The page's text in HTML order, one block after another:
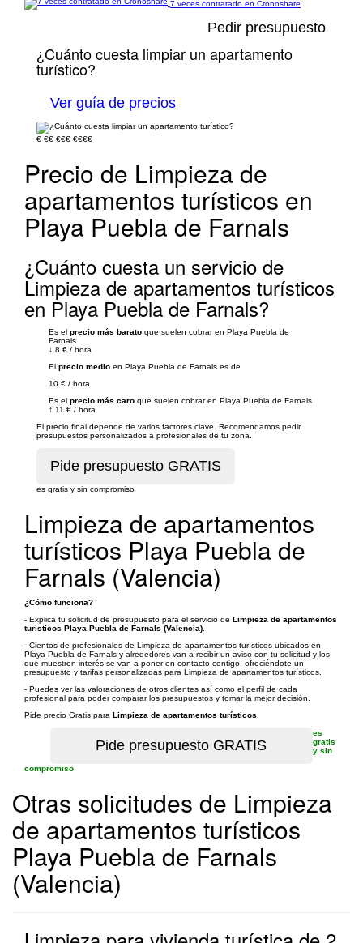
7 veces contratado en Cronoshare
Pedir presupuesto
¿Cuánto cuesta limpiar un apartamento
turístico?
Ver guía de precios
€ €€ €€€ €€€€
Precio de Limpieza de
apartamentos turísticos en
Playa Puebla de Farnals
¿Cuánto cuesta un servicio de
Limpieza de apartamentos turísticos
en Playa Puebla de Farnals?
Es el precio más barato que suelen cobrar en Playa Puebla de
Farnals
↓ 8 € / hora
El precio medio en Playa Puebla de Farnals es de
10 € / hora
Es el precio más caro que suelen cobrar en Playa Puebla de Farnals
↑ 11 € / hora
El precio final depende de varios factores clave. Recomendamos pedir
presupuestos personalizados a profesionales de tu zona.
es gratis y sin compromiso
Limpieza de apartamentos
turísticos Playa Puebla de
Farnals (Valencia)
¿Cómo funciona?
- Explica tu solicitud de presupuesto para el servicio de Limpieza de apartamentos
turísticos Playa Puebla de Farnals (Valencia)
- Cientos de profesionales de Limpieza de apartamentos turísticos ubicados en
Playa Puebla de Farnals y alrededores van a recibir un aviso con tu solicitud y los
que muestren interés se van a poner en contacto contigo, ofreciéndote un
presupuesto y tarifas personalizadas para Limpieza de apartamentos turísticos.
- Puedes ver las valoraciones de otros clientes así como el perfil de cada
profesional para poder comparar los presupuestos y tomar la mejor decisión.
Pide precio Gratis para Limpieza de apartamentos turísticos
es
gratis
y sin
compromiso
Otras solicitudes de Limpieza
de apartamentos turísticos
Playa Puebla de Farnals
(Valencia)